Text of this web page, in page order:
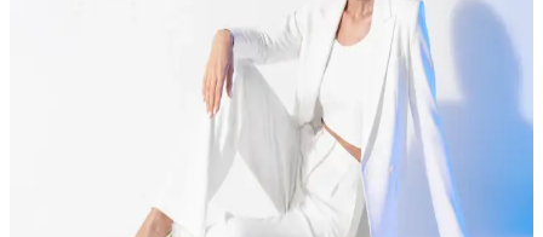
通过 Flux Pro、Flux Kontext、Nano Banana、GPT
Image、Seedream 与 Qwen Image 输出风格丰富的图
像。Flux Pro/Kontext 在编辑级精度与局部重绘上领
先;Nano Banana 跨次生成保持角色与场景一致性;GPT
Image 能理解长自然语言描述;Seedream 在写实人像与产品
图上更加细腻;Qwen Image 在中文文字与 CJK 排版上干净
——全部通过一个 reAPI 端点直达。